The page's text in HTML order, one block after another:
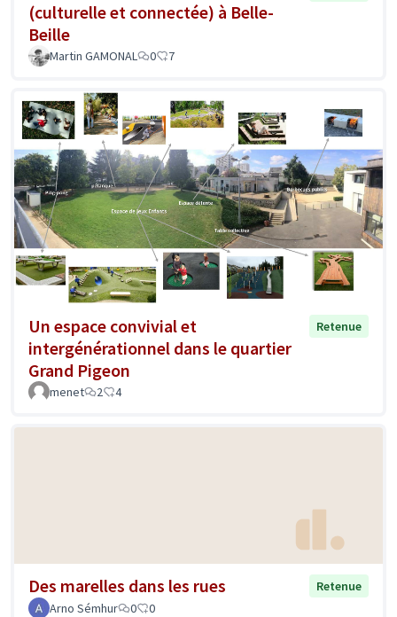
(culturelle et connectée) à Belle-
Beille
Martin GAMONAL 0 7
Un espace convivial et
intergénérationnel dans le quartier
Grand Pigeon
Retenue
menet 2 4
Des marelles dans les rues
Retenue
Arno Sémhur
0 0